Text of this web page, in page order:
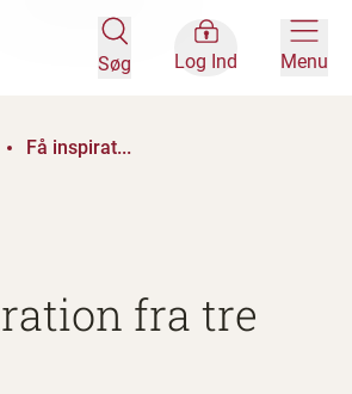
Søg Log Ind Menu
Få inspirat...
fra tre